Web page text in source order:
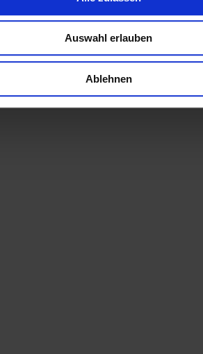
Auswahl erlauben
Ablehnen